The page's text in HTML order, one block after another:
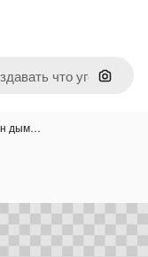
Поиск
дым…